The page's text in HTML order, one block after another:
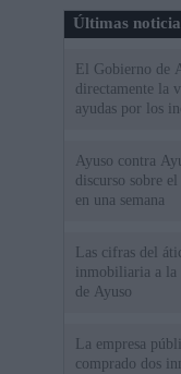
Últimas
El Gobierno de
directamente la
ayudas por los
Ayuso contra
discurso sobre
en una semana
Las cifras del
inmobiliaria a la
de Ayuso
La empresa
comprado dos